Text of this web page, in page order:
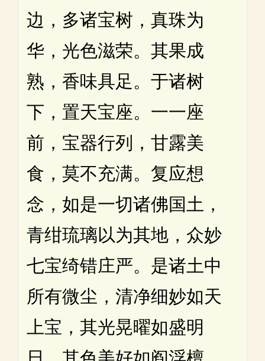
边，多诸宝树，真珠为
华，光色滋荣。其果成
熟，香味具足。于诸树
下，置天宝座。一一座
前，宝器行列，甘露美
食，莫不充满。复应想
念，如是一切诸佛国土，
青绀琉璃以为其地，众妙
七宝绮错庄严。是诸土中
所有微尘，清净细妙如天
上宝，其光晃曜如盛明